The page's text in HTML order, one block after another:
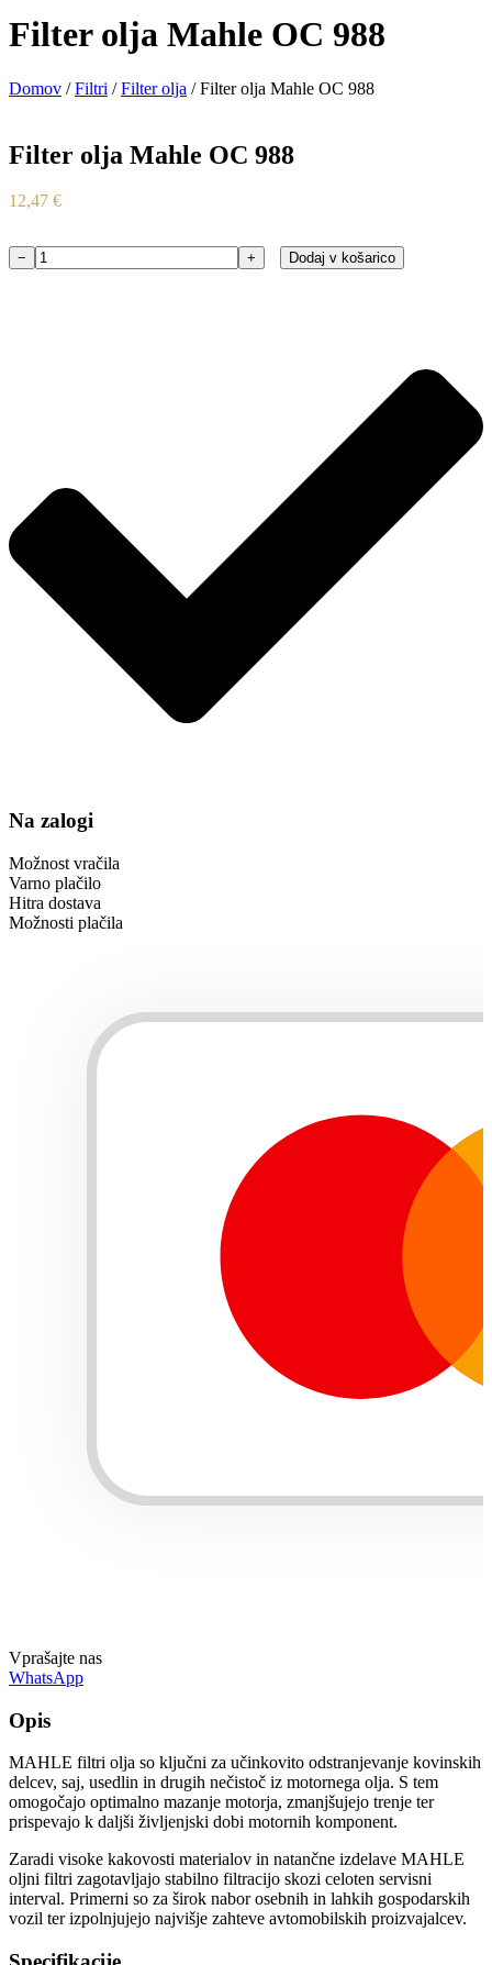
Filter olja Mahle OC 988
Domov /Filtri /Filter olja / Filter olja Mahle OC 988
Filter olja Mahle OC 988
12,47 €
Filter
− + Dodaj v košarico
Na zalogi
Možnost vračila
Varno plačilo
Hitra dostava
Možnosti plačila
Vprašajte nas
WhatsApp
Opis
MAHLE filtri olja so ključni za učinkovito odstranjevanje kovinskih
delcev, saj, usedlin in drugih nečistoč iz motornega olja. S tem
omogočajo optimalno mazanje motorja, zmanjšujejo trenje ter
prispevajo k daljši življenjski dobi motornih komponent.
Zaradi visoke kakovosti materialov in natančne izdelave MAHLE
oljni filtri zagotavljajo stabilno filtracijo skozi celoten servisni
interval. Primerni so za širok nabor osebnih in lahkih gospodarskih
vozil ter izpolnjujejo najvišje zahteve avtomobilskih proizvajalcev.